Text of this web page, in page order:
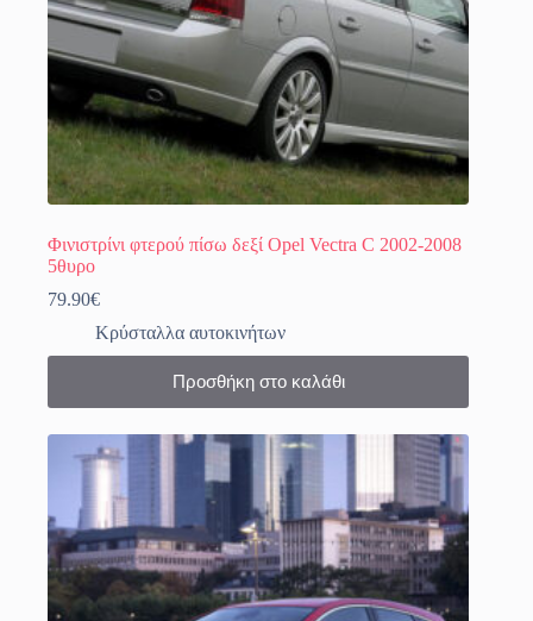
προϊόντος
Φινιστρίνι φτερού πίσω δεξί Opel Vectra C 2002-2008
5θυρο
79.90€
Κρύσταλλα αυτοκινήτων
Προσθήκη στο καλάθι